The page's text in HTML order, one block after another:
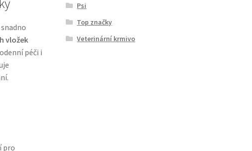
vložek
péči i
pro
Psi
Top značky
Veterinární krmivo